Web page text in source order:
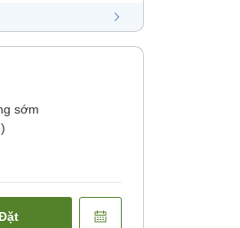
sớm